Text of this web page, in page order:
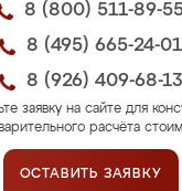
8 (800) 511-89-
8 (495) 665-24-01
8 (926) 409-68-13
заявку на сайте для
расчёта
ОСТАВИТЬ ЗАЯВКУ